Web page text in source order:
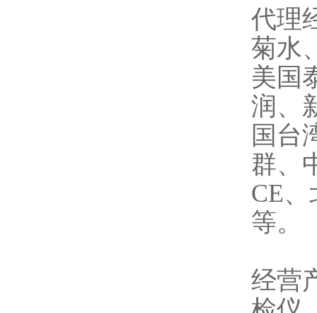
代理
菊水
美国
润、
国台
群、
CE
等。
经营